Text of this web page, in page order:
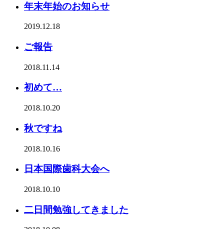
年末年始のお知らせ
2019.12.18
ご報告
2018.11.14
初めて…
2018.10.20
秋ですね
2018.10.16
日本国際歯科大会へ
2018.10.10
二日間勉強してきました